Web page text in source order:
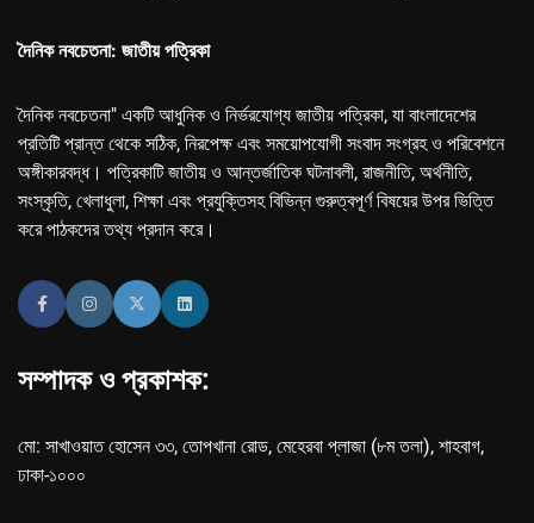
দৈনিক নবচেতনা: জাতীয় পত্রিকা
দৈনিক নবচেতনা" একটি আধুনিক ও নির্ভরযোগ্য জাতীয় পত্রিকা, যা বাংলাদেশের
প্রতিটি প্রান্ত থেকে সঠিক, নিরপেক্ষ এবং সময়োপযোগী সংবাদ সংগ্রহ ও পরিবেশনে
অঙ্গীকারবদ্ধ। পত্রিকাটি জাতীয় ও আন্তর্জাতিক ঘটনাবলী, রাজনীতি, অর্থনীতি,
সংস্কৃতি, খেলাধুলা, শিক্ষা এবং প্রযুক্তিসহ বিভিন্ন গুরুত্বপূর্ণ বিষয়ের উপর ভিত্তি
করে পাঠকদের তথ্য প্রদান করে।
সম্পাদক ও প্রকাশক:
মো: সাখাওয়াত হোসেন ৩৩, তোপখানা রোড, মেহেরবা প্লাজা (৮ম তলা), শাহবাগ,
ঢাকা-১০০০